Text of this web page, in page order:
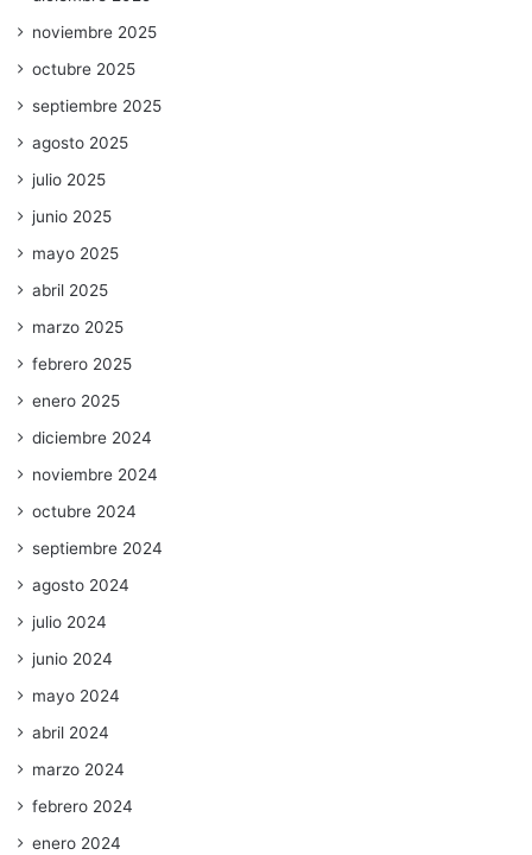
noviembre 2025
octubre 2025
septiembre 2025
agosto 2025
julio 2025
junio 2025
mayo 2025
abril 2025
marzo 2025
febrero 2025
enero 2025
diciembre 2024
noviembre 2024
octubre 2024
septiembre 2024
agosto 2024
julio 2024
junio 2024
mayo 2024
abril 2024
marzo 2024
febrero 2024
enero 2024